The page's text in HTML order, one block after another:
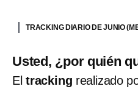
TRACKING DIARIO DE JUNIO
Usted, ¿por quién
El tracking realizado